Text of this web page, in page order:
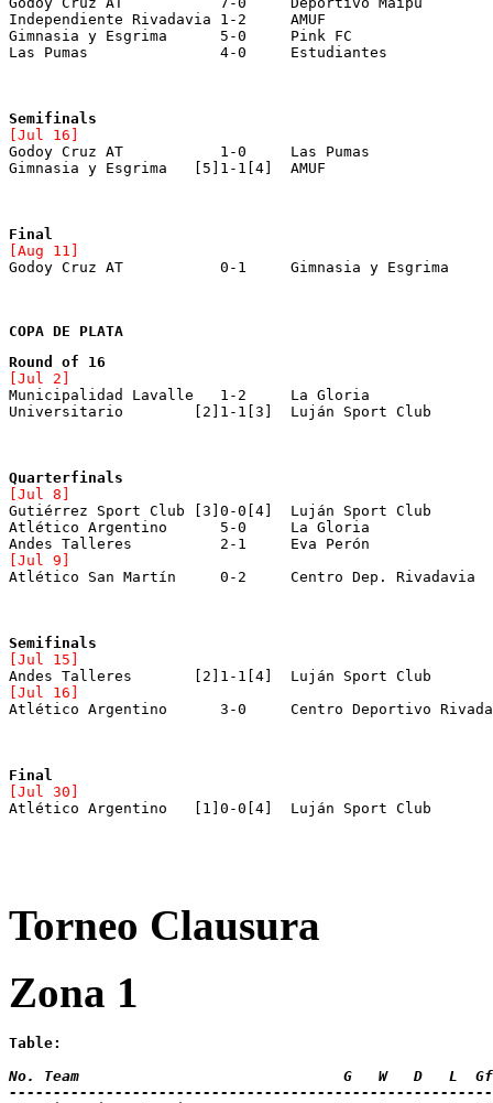
[Jul 16]
[Aug 11]
COPA DE PLATA
[Jul 2]
[Jul 8]
Atlético Argentino	5-0	La Gloria
[Jul 9]
[Jul 15]
Andes Talleres	     [2]1-1[4]	Luján Sport Club
[Jul 16]
Atlético Argentino	3-0	Centro Deportivo
[Jul 30]
Torneo Clausura
Zona 1
Table:
No. Team 			      G   W   D